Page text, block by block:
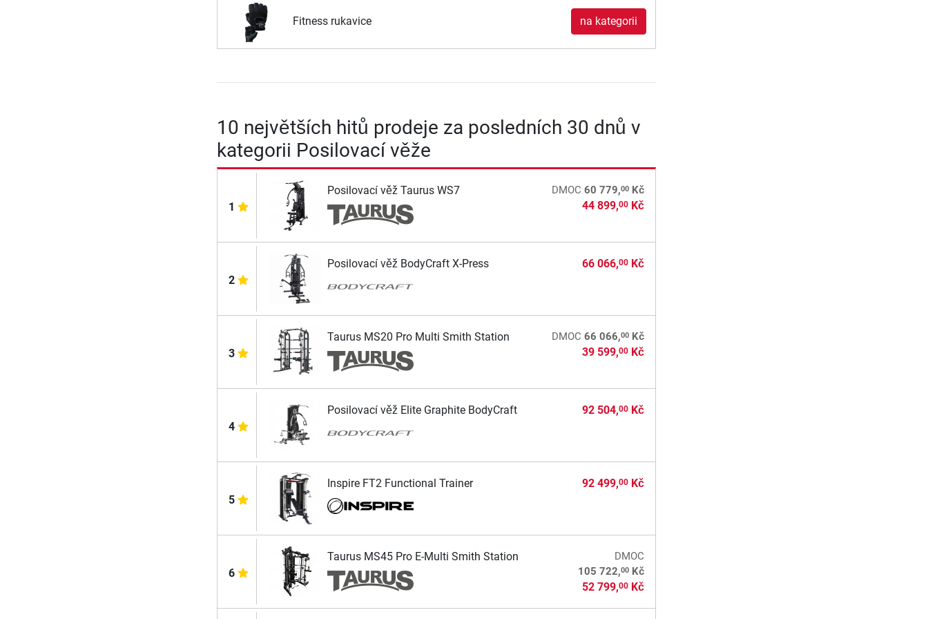
Fitness rukavice na kategorii
10 největších hitů prodeje za posledních 30 dnů v
kategorii Posilovací věže
1
Posilovací věž Taurus WS7 DMOC 60 779,00 Kč
44 899,00 Kč
2
Posilovací věž BodyCraft X-Press 66 066,00 Kč
3
Taurus MS20 Pro Multi Smith Station DMOC 66 066,00 Kč
39 599,00 Kč
4
Posilovací věž Elite Graphite BodyCraft 92 504,00 Kč
5
Inspire FT2 Functional Trainer 92 499,00 Kč
6
Taurus MS45 Pro E-Multi Smith Station
DMOC
105 722,00 Kč
52 799,00 Kč